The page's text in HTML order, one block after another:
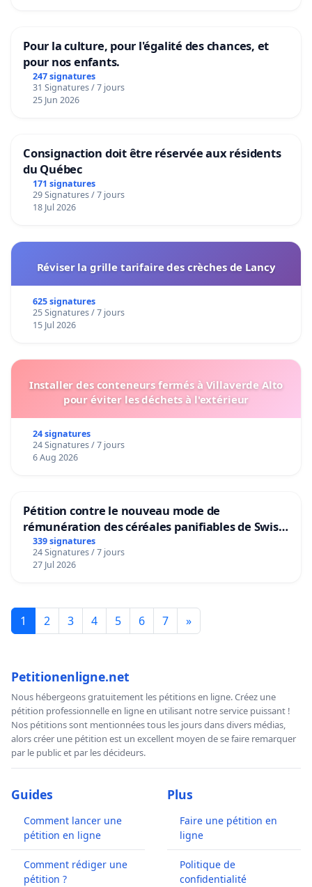
Pour la culture, pour l'égalité des chances, et
pour nos enfants.
247 signatures
31 Signatures / 7 jours
25 Jun 2026
Consignaction doit être réservée aux résidents
du Québec
171 signatures
29 Signatures / 7 jours
18 Jul 2026
Réviser la grille tarifaire des crèches de Lancy
625 signatures
25 Signatures / 7 jours
15 Jul 2026
Installer des conteneurs fermés à Villaverde Alto
pour éviter les déchets à l'extérieur
24 signatures
24 Signatures / 7 jours
6 Aug 2026
Pétition contre le nouveau mode de
rémunération des céréales panifiables de Swiss
granum basé sur la teneur en protéines
339 signatures
24 Signatures / 7 jours
27 Jul 2026
1 2 3 4 5 6 7 »
Petitionenligne.net
Nous hébergeons gratuitement les pétitions en ligne. Créez une
pétition professionnelle en ligne en utilisant notre service puissant !
Nos pétitions sont mentionnées tous les jours dans divers médias,
alors créer une pétition est un excellent moyen de se faire remarquer
par le public et par les décideurs.
Guides
Comment lancer une
pétition en ligne
Comment rédiger une
pétition ?
Plus
Faire une pétition en
ligne
Politique de
confidentialité